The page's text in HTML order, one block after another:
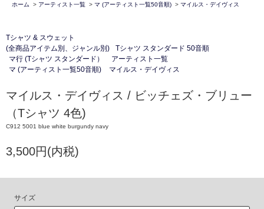
ホーム
> アーティスト一覧 > マ (アーティスト一覧50音順) > マイルス・デイヴィス
Tシャツ & スウェット
(全商品アイテム別、ジャンル別)
Tシャツ スタンダード 50音順
マ行 (Tシャツ スタンダード）
アーティスト一覧
マ (アーティスト一覧50音順)
マイルス・デイヴィス
マイルス・デイヴィス / ビッチェズ・ブリュー
（Tシャツ 4色)
C912 5001 blue white burgundy navy
3,500円(内税)
サイズ